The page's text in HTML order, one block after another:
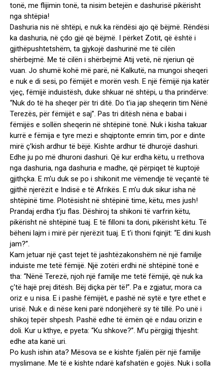
tonë, me flijimin tonë, ta nisim betejën e dashurisë pikërisht
nga shtëpia!
Dashuria nis në shtëpi, e nuk ka rëndësi ajo që bëjmë. Rëndësi
ka dashuria, në çdo gjë që bëjmë. I përket Zotit, që është i
gjithëpushtetshëm, ta gjykojë dashurinë me të cilën
shërbejmë. Me të cilën i shërbejmë Atij vetë, në njeriun që
vuan. Jo shumë kohë më parë, në Kalkutë, na mungoi sheqeri
e nuk e di sesi, po fëmijët e morën vesh. E një fëmijë nja katër
vjeç, fëmijë induistësh, duke shkuar në shtëpi, u tha prindërve:
“Nuk do të ha sheqer për tri ditë. Do t’ia jap sheqerin tim Nënë
Terezës, për fëmijët e saj”. Pas tri ditësh nëna e babai i
fëmijës e sollën sheqerin në shtëpinë tonë. Nuk i kisha takuar
kurrë e fëmija e tyre mezi e shqiptonte emrin tim, por e dinte
mirë ç’kish ardhur të bëjë. Kishte ardhur të dhurojë dashuri.
Edhe ju po më dhuroni dashuri. Që kur erdha këtu, u rrethova
nga dashuria, nga dashuria e madhe, që përpiqet të kuptojë
gjithçka. E m’u duk se po i shikonit me vëmendje të veçantë të
gjithë njerëzit e Indisë e të Afrikës. E m’u duk sikur isha në
shtëpinë time. Plotësisht në shtëpinë time, këtu, mes jush!
Prandaj erdha t’ju flas. Dëshiroj ta shikoni të varfrin këtu,
pikërisht në shtëpinë tuaj. E të filloni ta doni, pikërisht këtu. Të
bëheni lajm i mirë për njerëzit tuaj. E t’i thoni fqinjit: “E dini kush
jam?”.
Kam jetuar një çast tejet të jashtëzakonshëm në një familje
induiste me tetë fëmijë. Një zotëri erdhi në shtëpinë tonë e
tha: “Nënë Terezë, njoh një familje me tetë fëmijë, që nuk ka
ç’të hajë prej ditësh. Bëj diçka për të!”. Pa e zgjatur, mora ca
oriz e u nisa. E i pashë fëmijët, e pashë në sytë e tyre ethet e
urisë. Nuk e di nëse keni parë ndonjëherë sy të tillë. Po unë i
shikoj tepër shpesh. Pashë edhe të ëmën që e ndau orizin e
doli. Kur u kthye, e pyeta: “Ku shkove?”. M’u përgjigj thjesht:
edhe ata kanë uri.
Po kush ishin ata? Mësova se e kishte fjalën për një familje
myslimane. Me të e kishte ndarë kafshatën e gojës. Nuk i solla